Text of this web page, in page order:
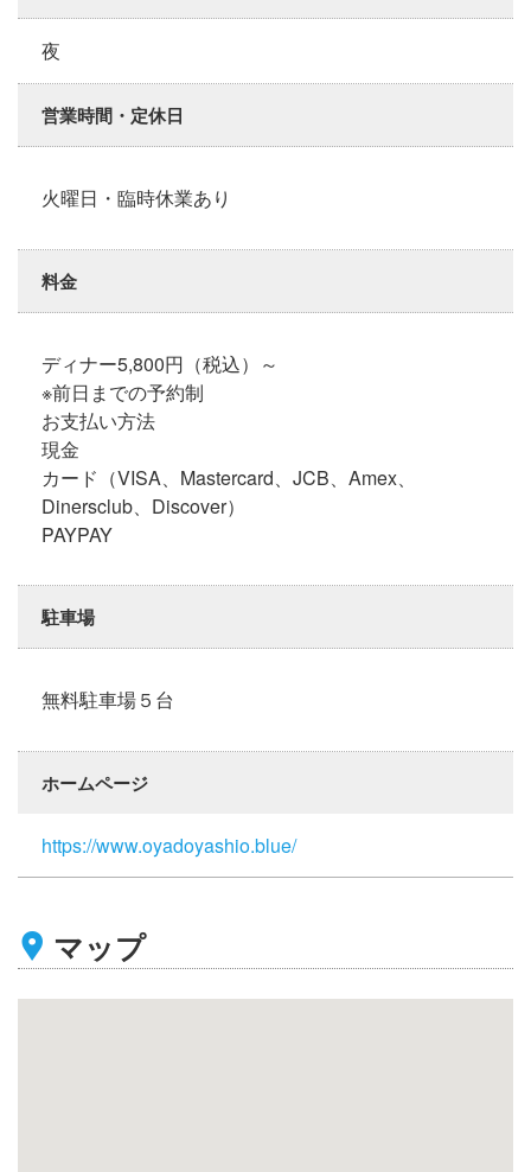
夜
営業時間・定休日
火曜日・臨時休業あり
料金
ディナー5,800円（税込）～
※前日までの予約制
お支払い方法
現金
カード（VISA、Mastercard、JCB、Amex、
Dinersclub、Discover）
PAYPAY
駐車場
無料駐車場５台
ホームページ
https://www.oyadoyashio.blue/
マップ